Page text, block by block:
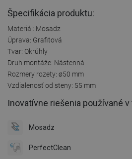
Špecifikácia produktu:
Materiál: Mosadz
Úprava: Grafitová
Tvar: Okrúhly
Druh montáže: Nástenná
Rozmery rozety: ø50 mm
Vzdialenosť od steny: 55 mm
Inovatívne riešenia používané
Mosadz
PerfectClean